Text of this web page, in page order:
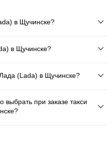
в Щучинске?
в Щучинске?
(Lada) в Щучинске?
при заказе такси